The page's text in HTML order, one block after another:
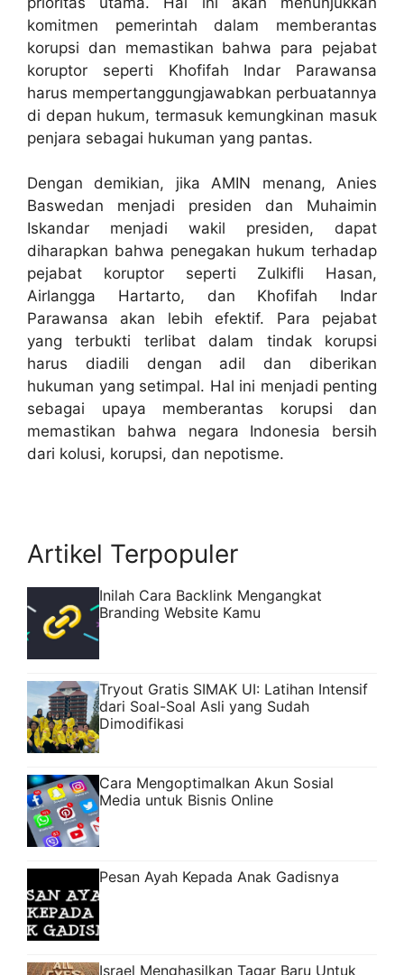
komitmen pemerintah dalam memberantas
korupsi dan memastikan bahwa para pejabat
koruptor seperti Khofifah Indar Parawansa
harus mempertanggungjawabkan perbuatannya
di depan hukum, termasuk kemungkinan masuk
penjara sebagai hukuman yang pantas.
Dengan demikian, jika AMIN menang, Anies
Baswedan menjadi presiden dan Muhaimin
Iskandar menjadi wakil presiden, dapat
diharapkan bahwa penegakan hukum terhadap
pejabat koruptor seperti Zulkifli Hasan,
Airlangga Hartarto, dan Khofifah Indar
Parawansa akan lebih efektif. Para pejabat
yang terbukti terlibat dalam tindak korupsi
harus diadili dengan adil dan diberikan
hukuman yang setimpal. Hal ini menjadi penting
sebagai upaya memberantas korupsi dan
memastikan bahwa negara Indonesia bersih
dari kolusi, korupsi, dan nepotisme.
Artikel Terpopuler
Inilah Cara Backlink Mengangkat
Branding Website Kamu
Tryout Gratis SIMAK UI: Latihan Intensif
dari Soal-Soal Asli yang Sudah
Dimodifikasi
Cara Mengoptimalkan Akun Sosial
Media untuk Bisnis Online
Pesan Ayah Kepada Anak Gadisnya
Israel Menghasilkan Tagar Baru Untuk